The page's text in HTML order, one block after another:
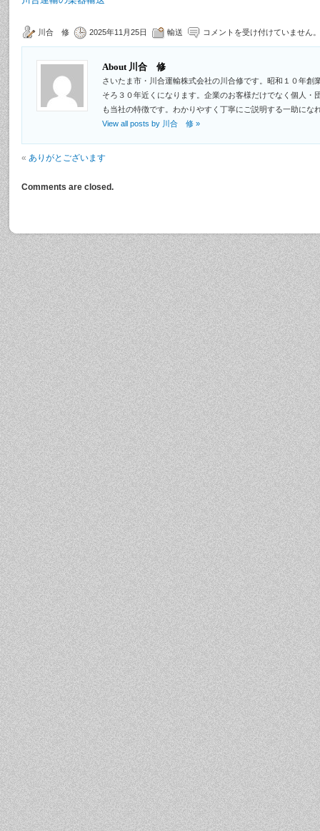
川合 修 2025年11月25日 輸送 コメントを受け付けていません。
About 川合 修
さいたま市・川合運輸株式会社の川合修です。昭和１０年創
そろ３０年近くになります。企業のお客様だけでなく個人・
も当社の特徴です。わかりやすく丁寧にご説明する一助にな
View all posts by 川合 修 »
« ありがとございます
Comments are closed.